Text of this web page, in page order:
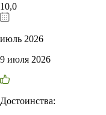
10,0
июль 2026
9 июля 2026
Достоинства: